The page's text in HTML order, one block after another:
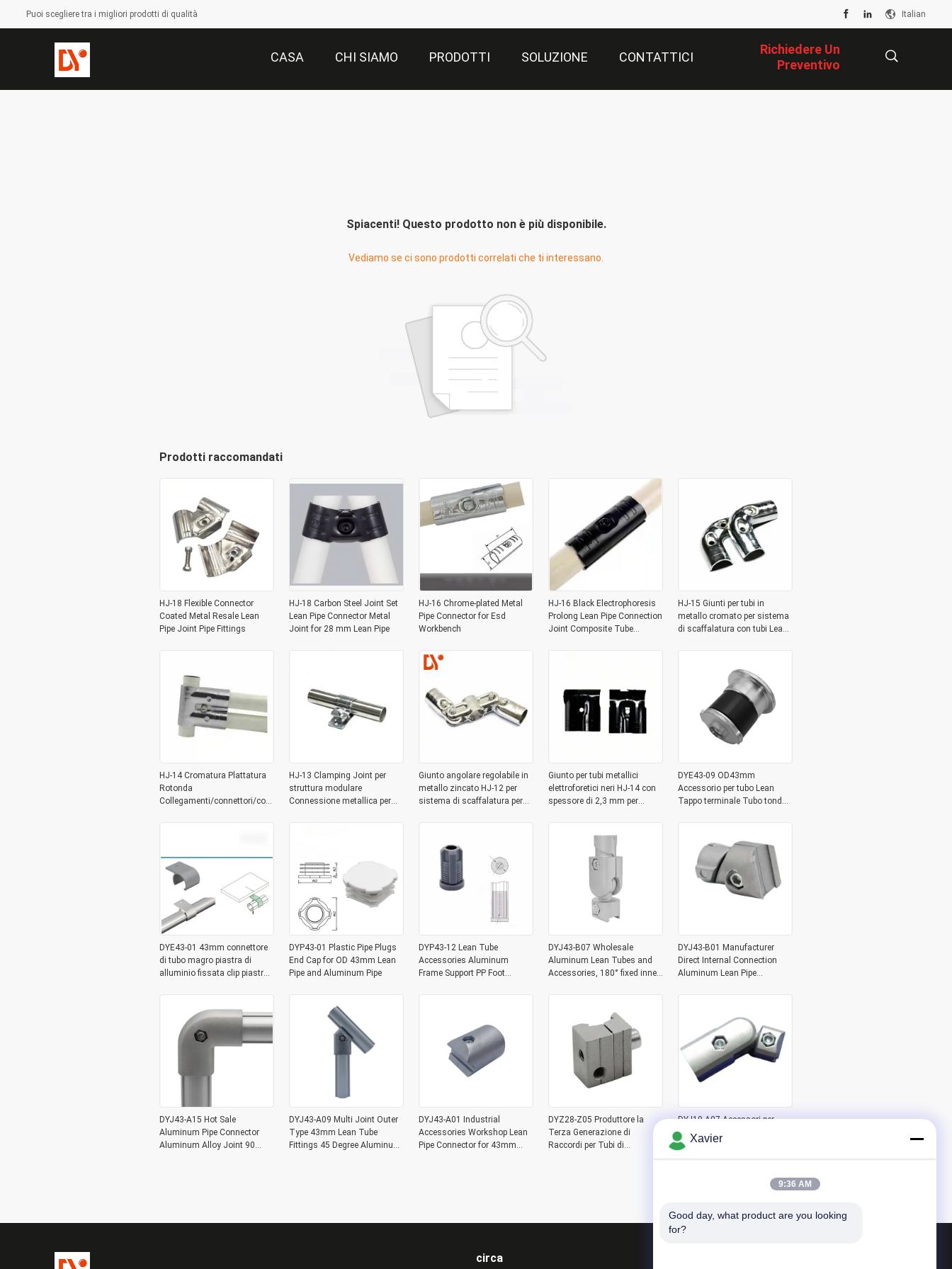
Puoi scegliere tra i migliori prodotti di qualità Italian
CASA CHI SIAMO PRODOTTI SOLUZIONE CONTATTICI
Richiedere Un
Preventivo
Spiacenti! Questo prodotto non è più disponibile.
Vediamo se ci sono prodotti correlati che ti interessano.
Prodotti raccomandati
HJ-18 Flexible Connector
Coated Metal Resale Lean
Pipe Joint Pipe Fittings
HJ-18 Carbon Steel Joint Set
Lean Pipe Connector Metal
Joint for 28 mm Lean Pipe
HJ-16 Chrome-plated Metal
Pipe Connector for Esd
Workbench
HJ-16 Black Electrophoresis
Prolong Lean Pipe Connection
Joint Composite Tube
HJ-15 Giunti per tubi in
metallo cromato per sistema
di scaffalatura con tubi Lean,
HJ-14 Cromatura Plattatura
Rotonda
Collegamenti/connettori/connettori
HJ-13 Clamping Joint per
struttura modulare
Connessione metallica per
Giunto angolare regolabile in
metallo zincato HJ-12 per
sistema di scaffalatura per
Giunto per tubi metallici
elettroforetici neri HJ-14 con
spessore di 2,3 mm per
DYE43-09 OD43mm
Accessorio per tubo Lean
Tappo terminale Tubo tondo
DYE43-01 43mm connettore
di tubo magro piastra di
alluminio fissata clip piastra
DYP43-01 Plastic Pipe Plugs
End Cap for OD 43mm Lean
Pipe and Aluminum Pipe
DYP43-12 Lean Tube
Accessories Aluminum
Frame Support PP Foot
DYJ43-B07 Wholesale
Aluminum Lean Tubes and
Accessories, 180° fixed inner
DYJ43-B01 Manufacturer
Direct Internal Connection
Aluminum Lean Pipe
DYJ43-A15 Hot Sale
Aluminum Pipe Connector
Aluminum Alloy Joint 90
DYJ43-A09 Multi Joint Outer
Type 43mm Lean Tube
Fittings 45 Degree Aluminum
DYJ43-A01 Industrial
Accessories Workshop Lean
Pipe Connector for 43mm
DYZ28-Z05 Produttore la
Terza Generazione di
Raccordi per Tubi di
DYJ19-A07 Accessori per
linea di assemblaggio tubi
lean in alluminio di terza
generazione Magazzino
alluminio Giunto a 180 gradi
circa
Xavier
9:36 AM
Good day, what product are you looking
for?